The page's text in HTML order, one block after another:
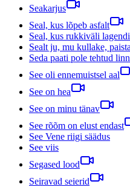
Seakarjus
Seal, kus lõpeb asfalt
Seal, kus rukkiväli
Sealt ju, mu kullake,
Seda paati pole tehtud
See oli ennemuistsel aal
See on hea
See on minu tänav
See rõõm on elust endast
See Vene riigi säädus
See viis
Segased lood
Seiravad seierid